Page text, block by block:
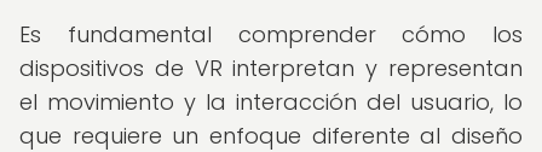
Es fundamental comprender cómo los
dispositivos de VR interpretan y representan
el movimiento y la interacción del usuario, lo
que requiere un enfoque diferente al diseño